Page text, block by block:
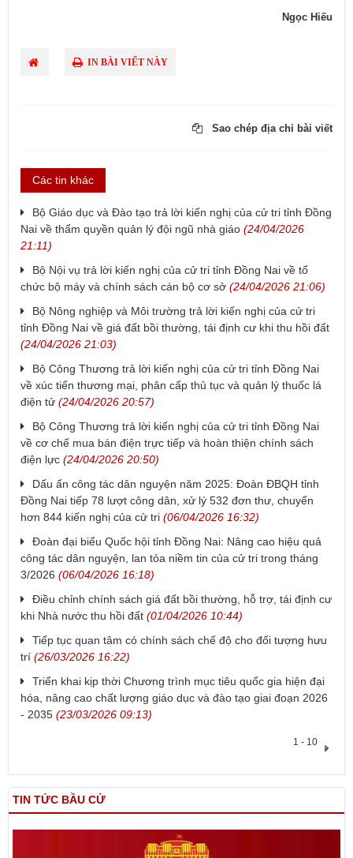
Ngọc Hiếu
IN BÀI VIẾT NÀY
Sao chép địa chỉ bài viết
Các tin khác
​Bộ Giáo dục và Đào tạo trả lời kiến nghị của cử tri tỉnh Đồng
Nai về thẩm quyền quản lý đội ngũ nhà giáo (24/04/2026
21:11)
​Bộ Nội vụ trả lời kiến nghị của cử tri tỉnh Đồng Nai về tổ
chức bộ máy và chính sách cán bộ cơ sở (24/04/2026 21:06)
​Bộ Nông nghiệp và Môi trường trả lời kiến nghị của cử tri
tỉnh Đồng Nai về giá đất bồi thường, tái định cư khi thu hồi đất
(24/04/2026 21:03)
​Bộ Công Thương trả lời kiến nghị của cử tri tỉnh Đồng Nai
về xúc tiến thương mại, phân cấp thủ tục và quản lý thuốc lá
điện tử (24/04/2026 20:57)
Bộ Công Thương trả lời kiến nghị của cử tri tỉnh Đồng Nai
về cơ chế mua bán điện trực tiếp và hoàn thiện chính sách
điện lực (24/04/2026 20:50)
Dấu ấn công tác dân nguyện năm 2025: Đoàn ĐBQH tỉnh
Đồng Nai tiếp 78 lượt công dân, xử lý 532 đơn thư, chuyển
hơn 844 kiến nghị của cử tri (06/04/2026 16:32)
Đoàn đại biểu Quốc hội tỉnh Đồng Nai: Nâng cao hiệu quả
công tác dân nguyện, lan tỏa niềm tin của cử tri trong tháng
3/2026 (06/04/2026 16:18)
Điều chỉnh chính sách giá đất bồi thường, hỗ trợ, tái định cư
khi Nhà nước thu hồi đất (01/04/2026 10:44)
Tiếp tục quan tâm có chính sách chế độ cho đối tượng hưu
trí (26/03/2026 16:22)
Triển khai kịp thời Chương trình mục tiêu quốc gia hiện đại
hóa, nâng cao chất lượng giáo dục và đào tạo giai đoạn 2026
- 2035 (23/03/2026 09:13)
1 - 10
TIN TỨC BẦU CỬ